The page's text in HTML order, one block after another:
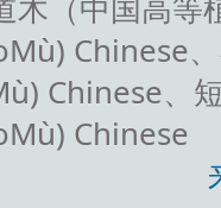
Chinese
Chinese、
Chinese